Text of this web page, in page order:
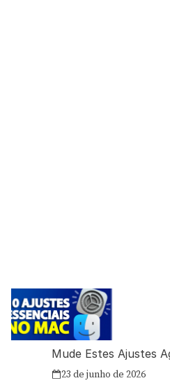
Mude Estes Ajustes
23 de junho de 2026